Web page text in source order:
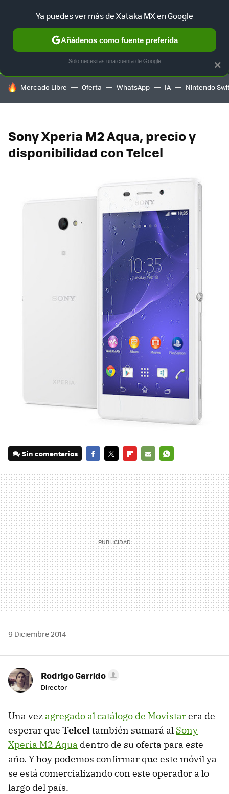
SELECCIÓN GAMING HOME AUTO TERRITORIO
HOY SE HABLA DE
Mercado Libre Oferta WhatsApp IA Nintendo
Sony Xperia M2 Aqua, precio y
disponibilidad con Telcel
Sin comentarios
MAIL
9 Diciembre 2014
Rodrigo Garrido
Director
Una vez agregado al catálogo de Movistarera de
esperar que Telceltambién sumará al Sony
Xperia M2 Aqua dentro de su oferta para este
año. Y hoy podemos confirmar que este móvil ya
se está comercializando con este operador a lo
largo del país.
×
Ya puedes ver más de Xataka MX en Google
Añádenos como fuente preferida
Solo necesitas una cuenta de Google